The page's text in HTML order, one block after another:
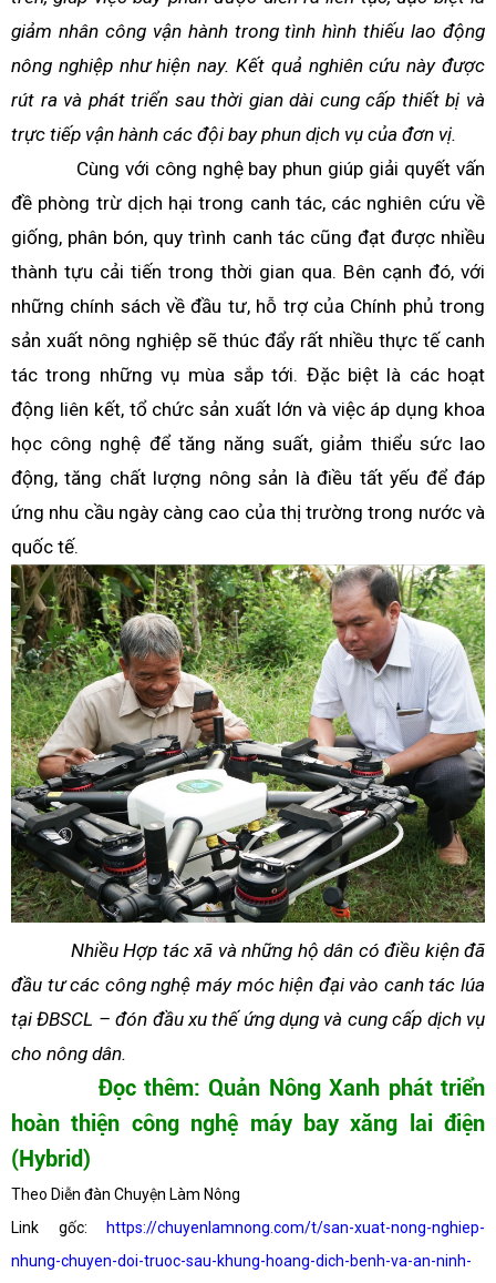
giảm nhân công vận hành trong tình hình thiếu lao động
nông nghiệp như hiện nay. Kết quả nghiên cứu này được
rút ra và phát triển sau thời gian dài cung cấp thiết bị và
trực tiếp vận hành các đội bay phun dịch vụ của đơn vị.
Cùng với công nghệ bay phun giúp giải quyết vấn
đề phòng trừ dịch hại trong canh tác, các nghiên cứu về
giống, phân bón, quy trình canh tác cũng đạt được nhiều
thành tựu cải tiến trong thời gian qua. Bên cạnh đó, với
những chính sách về đầu tư, hỗ trợ của Chính phủ trong
sản xuất nông nghiệp sẽ thúc đẩy rất nhiều thực tế canh
tác trong những vụ mùa sắp tới. Đặc biệt là các hoạt
động liên kết, tổ chức sản xuất lớn và việc áp dụng khoa
học công nghệ để tăng năng suất, giảm thiểu sức lao
động, tăng chất lượng nông sản là điều tất yếu để đáp
ứng nhu cầu ngày càng cao của thị trường trong nước và
quốc tế.
Nhiều Hợp tác xã và những hộ dân có điều kiện đã
đầu tư các công nghệ máy móc hiện đại vào canh tác lúa
tại ĐBSCL – đón đầu xu thế ứng dụng và cung cấp dịch vụ
cho nông dân.
Đọc thêm: Quản Nông Xanh phát triển
hoàn thiện công nghệ máy bay xăng lai điện
(Hybrid)
Theo Diễn đàn Chuyện Làm Nông
Link gốc:
https://chuyenlamnong.com/t/san-xuat-nong-nghiep-
nhung-chuyen-doi-truoc-sau-khung-hoang-dich-benh-va-an-ninh-